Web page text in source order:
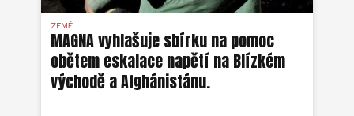
ZEMĚ
MAGNA vyhlašuje sbírku na pomoc
obětem eskalace napětí na Blízkém
východě a Afghánistánu.